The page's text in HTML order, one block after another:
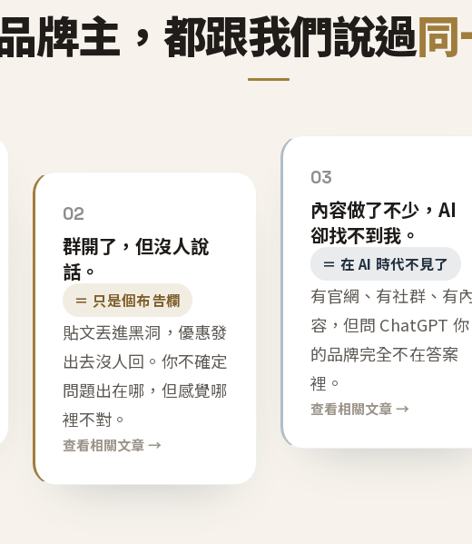
牌主，都跟我們說過同
02
群開了，但沒人說
話。
＝ 只是個布告欄
貼文丟進黑洞，優惠發
出去沒人回。你不確定
問題出在哪，但感覺哪
裡不對。
查看相關文章 →
03
內容做了不少，AI
卻找不到我。
＝ 在 AI 時代不見了
有官網、有社群、有
容，但問 ChatGPT 你
的品牌完全不在答案
裡。
查看相關文章 →